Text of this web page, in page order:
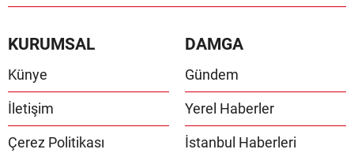
KURUMSAL
Künye
İletişim
Çerez Politikası
DAMGA
Gündem
Yerel Haberler
İstanbul Haberleri